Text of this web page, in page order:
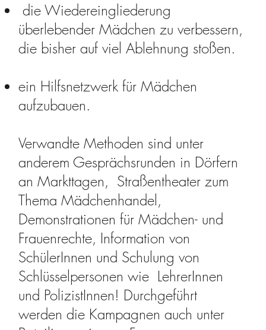
die Wiedereingliederung
überlebender Mädchen zu verbessern,
die bisher auf viel Ablehnung stoßen.
ein Hilfsnetzwerk für Mädchen
aufzubauen.
Verwandte Methoden sind unter
anderem Gesprächsrunden in Dörfern
an Markttagen, Straßentheater zum
Thema Mädchenhandel,
Demonstrationen für Mädchen- und
Frauenrechte, Information von
SchülerInnen und Schulung von
Schlüsselpersonen wie LehrerInnen
und PolizistInnen! Durchgeführt
werden die Kampagnen auch unter